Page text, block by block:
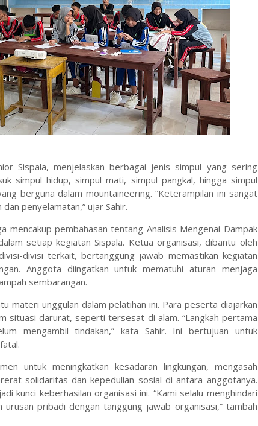
Sispala, menjelaskan berbagai jenis simpul yang sering
simpul hidup, simpul mati, simpul pangkal, hingga simpul
berguna dalam mountaineering. “Keterampilan ini sangat
penyelamatan,” ujar Sahir.
mencakup pembahasan tentang Analisis Mengenai Dampak
setiap kegiatan Sispala. Ketua organisasi, dibantu oleh
divisi terkait, bertanggung jawab memastikan kegiatan
Anggota diingatkan untuk mematuhi aturan menjaga
sembarangan.
materi unggulan dalam pelatihan ini. Para peserta diajarkan
situasi darurat, seperti tersesat di alam. “Langkah pertama
mengambil tindakan,” kata Sahir. Ini bertujuan untuk
untuk meningkatkan kesadaran lingkungan, mengasah
solidaritas dan kepedulian sosial di antara anggotanya.
kunci keberhasilan organisasi ini. “Kami selalu menghindari
urusan pribadi dengan tanggung jawab organisasi,” tambah